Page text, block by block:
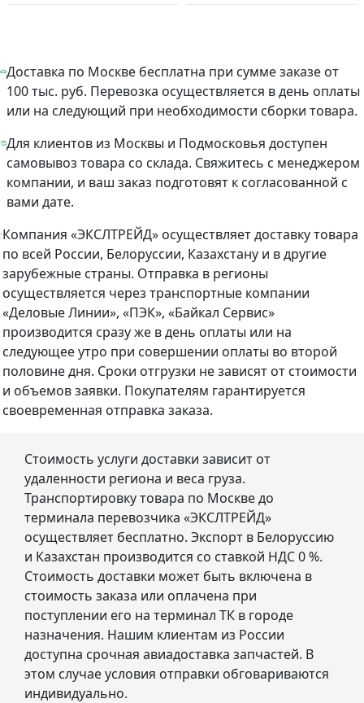
Доставка по Москве бесплатна при сумме заказе от
100 тыс. руб. Перевозка осуществляется в день оплаты
или на следующий при необходимости сборки товара.
Для клиентов из Москвы и Подмосковья доступен
самовывоз товара со склада. Свяжитесь с менеджером
компании, и ваш заказ подготовят к согласованной с
вами дате.
Компания «ЭКСЛТРЕЙД» осуществляет доставку товара
по всей России, Белоруссии, Казахстану и в другие
зарубежные страны. Отправка в регионы
осуществляется через транспортные компании
«Деловые Линии», «ПЭК», «Байкал Сервис»
производится сразу же в день оплаты или на
следующее утро при совершении оплаты во второй
половине дня. Сроки отгрузки не зависят от стоимости
и объемов заявки. Покупателям гарантируется
своевременная отправка заказа.
Стоимость услуги доставки зависит от
удаленности региона и веса груза.
Транспортировку товара по Москве до
терминала перевозчика «ЭКСЛТРЕЙД»
осуществляет бесплатно. Экспорт в Белоруссию
и Казахстан производится со ставкой НДС 0 %.
Стоимость доставки может быть включена в
стоимость заказа или оплачена при
поступлении его на терминал ТК в городе
назначения. Нашим клиентам из России
доступна срочная авиадоставка запчастей. В
этом случае условия отправки обговариваются
индивидуально.